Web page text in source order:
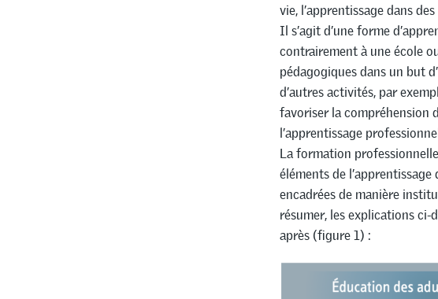
vie, l’apprentissage dans
Il s’agit d’une forme
contrairement à une école
pédagogiques dans un but
d’autres activités, par
favoriser la compréhension
l’apprentissage
La formation
éléments de
encadrées de manière
résumer, les explications ci-
après (figure 1) :